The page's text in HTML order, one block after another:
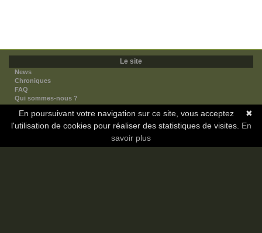
Le site
News
Chroniques
FAQ
Qui sommes-nous ?
Nos partenaires
Faites-nous connaitre
Nous contacter
✖
En poursuivant votre navigation sur ce site, vous acceptez
l'utilisation de cookies pour réaliser des statistiques de visites. En
savoir plus